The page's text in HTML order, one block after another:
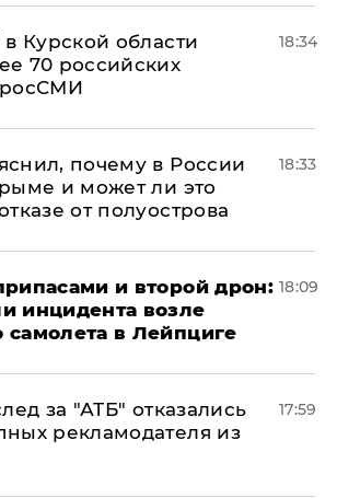
Курской области
70 российских
18:34
почему в России
и может ли это
от полуострова
18:33
и второй дрон:
инцидента возле
самолета в Лейпциге
18:09
за "АТБ" отказались
рекламодателя из
17:59